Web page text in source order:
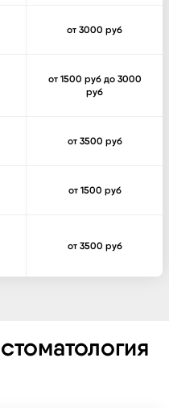
от 3000 руб
от 1500 руб до 3000
руб
от 3500 руб
от 1500 руб
от 3500 руб